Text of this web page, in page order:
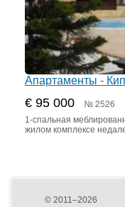
Апартаменты -
€ 95 000 № 2526
1-спальная
жилом комплексе
© 2011–2026